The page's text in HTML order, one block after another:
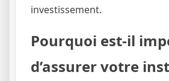
investissement.
Pourquoi est-il
d’assurer votre